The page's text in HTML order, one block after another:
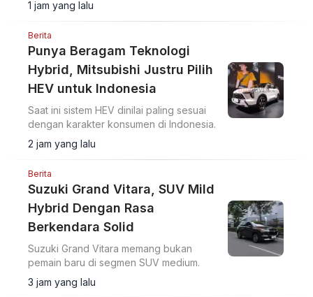
1 jam yang lalu
Berita
Punya Beragam Teknologi
Hybrid, Mitsubishi Justru Pilih
HEV untuk Indonesia
Saat ini sistem HEV dinilai paling sesuai
dengan karakter konsumen di Indonesia.
2 jam yang lalu
Berita
Suzuki Grand Vitara, SUV Mild
Hybrid Dengan Rasa
Berkendara Solid
Suzuki Grand Vitara memang bukan
pemain baru di segmen SUV medium.
3 jam yang lalu